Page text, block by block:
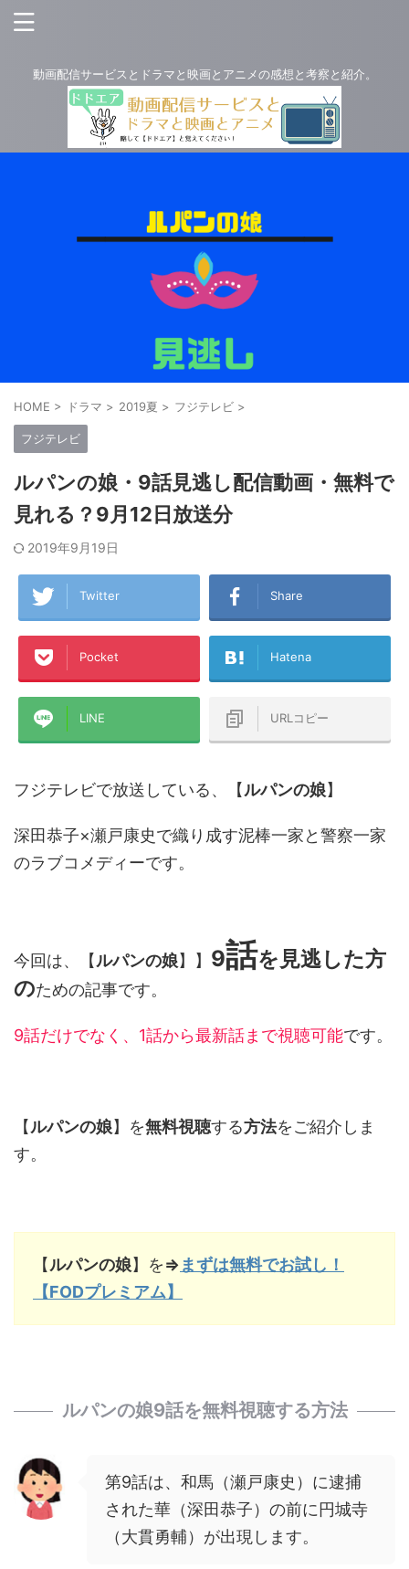
動画配信サービスとドラマと映画とアニメの感想と考察と紹介。
HOME > ドラマ > 2019夏 > フジテレビ >
フジテレビ
ルパンの娘・9話見逃し配信動画・無料で
見れる？9月12日放送分
2019年9月19日
Twitter Share
Pocket Hatena
LINE URLコピー
フジテレビで放送している、【ルパンの娘】
深田恭子×瀬戸康史で織り成す泥棒一家と警察一家
のラブコメディーです。
今回は、【ルパンの娘】】 9話を見逃した方
のための記事です。
9話だけでなく、1話から最新話まで視聴可能です。
【ルパンの娘】を無料視聴する方法をご紹介しま
す。
【ルパンの娘】を⇒まずは無料でお試し！
【FODプレミアム】
ルパンの娘9話を無料視聴する方法
第9話は、和馬（瀬戸康史）に逮捕
された華（深田恭子）の前に円城寺
（大貫勇輔）が出現します。